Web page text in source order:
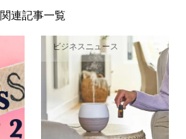
関連記事一覧
ビジネスニュース